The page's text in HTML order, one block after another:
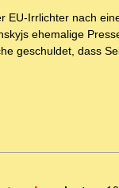
EU-Irrlichter nach
ehemalige
geschuldet, dass